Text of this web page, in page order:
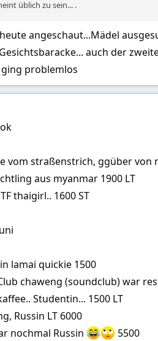
üblich zu sein... .
angeschaut...Mädel
auch der
problemlos
vom straßenstrich, ggüber von
aus myanmar 1900 LT
thaigirl.. 1600 ST
lamai quickie 1500
chaweng (soundclub) war
Studentin... 1500 LT
Russin LT 6000
nochmal Russin
5500